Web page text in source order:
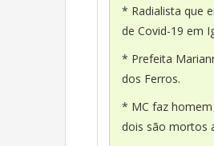
* Radialista que
de Covid-19 em
* Prefeita
dos Ferros.
* MC faz homem
dois são mortos